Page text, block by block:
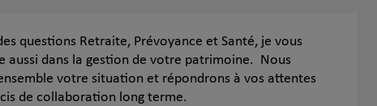
questions Retraite, Prévoyance et Santé, je vous
aussi dans la gestion de votre patrimoine. Nous
votre situation et répondrons à vos attentes
de collaboration long terme.